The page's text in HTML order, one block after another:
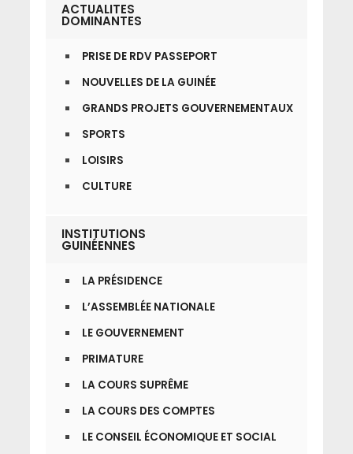
ACTUALITES
DOMINANTES
PRISE DE RDV PASSEPORT
NOUVELLES DE LA GUINÉE
GRANDS PROJETS GOUVERNEMENTAUX
SPORTS
LOISIRS
CULTURE
INSTITUTIONS
GUINÉENNES
LA PRÉSIDENCE
L’ASSEMBLÉE NATIONALE
LE GOUVERNEMENT
PRIMATURE
LA COURS SUPRÊME
LA COURS DES COMPTES
LE CONSEIL ÉCONOMIQUE ET SOCIAL